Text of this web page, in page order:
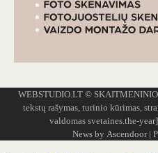
WEBSTUDIO.LT © SKAITMENINIO
tekstų rašymas, turinio kūrimas,
valdomas svetaines.the-year]
News by Ascendoor|